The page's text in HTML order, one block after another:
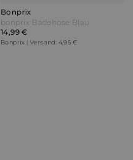
Bonprix
bonprix Badehose Blau
14,99 €
Bonprix | Versand: 4,95 €